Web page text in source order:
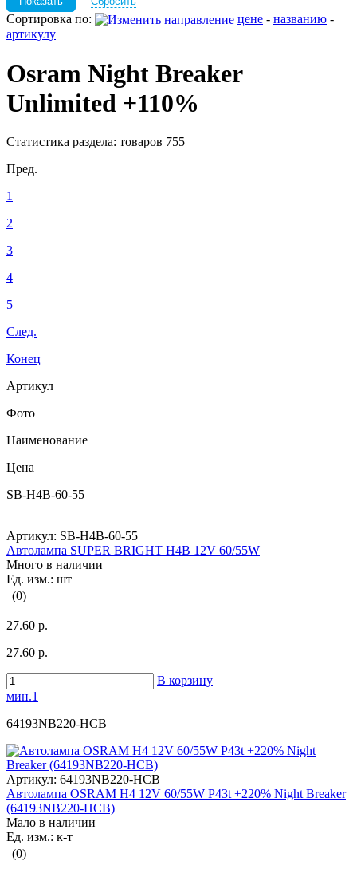
Сортировка по: цене - названию -
артикулу
Osram Night Breaker
Unlimited +110%
Статистика раздела: товаров 755
Пред.
1
2
3
4
5
След.
Конец
Артикул
Фото
Наименование
Цена
SB-H4B-60-55
Артикул: SB-H4B-60-55
Автолампа SUPER BRIGHT H4B 12V 60/55W
Много в наличии
Ед. изм.: шт
(0)
27.60 р.
27.60 р.
В корзину
мин.1
64193NB220-HCB
Артикул: 64193NB220-HCB
Автолампа OSRAM H4 12V 60/55W P43t +220% Night Breaker
(64193NB220-HCB)
Мало в наличии
Ед. изм.: к-т
(0)